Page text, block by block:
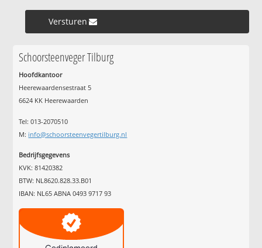
Versturen »
Schoorsteenveger Tilburg
Hoofdkantoor
Heerewaardensestraat 5
6624 KK Heerewaarden
Tel: 013-2070510
M: info@schoorsteenvegertilburg.nl
Bedrijfsgegevens
KVK: 81420382
BTW: NL8620.828.33.B01
IBAN: NL65 ABNA 0493 9717 93